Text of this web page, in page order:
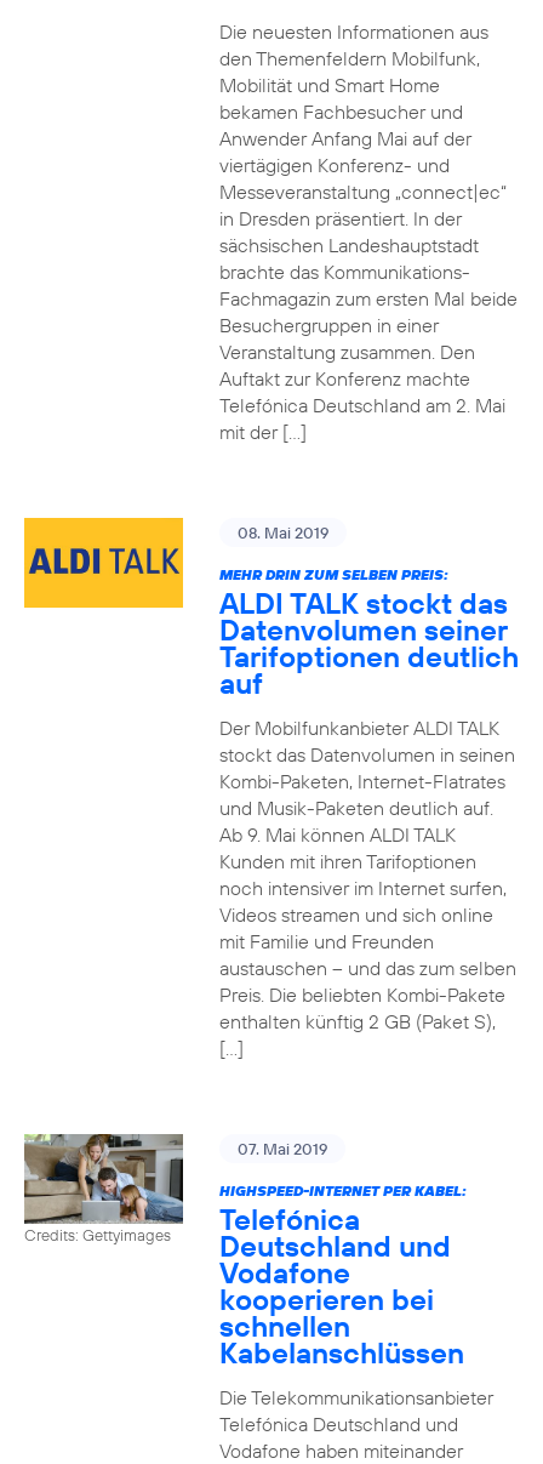
Die neuesten Informationen aus
den Themenfeldern Mobilfunk,
Mobilität und Smart Home
bekamen Fachbesucher und
Anwender Anfang Mai auf der
viertägigen Konferenz- und
Messeveranstaltung „connect|ec“
in Dresden präsentiert. In der
sächsischen Landeshauptstadt
brachte das Kommunikations-
Fachmagazin zum ersten Mal beide
Besuchergruppen in einer
Veranstaltung zusammen. Den
Auftakt zur Konferenz machte
Telefónica Deutschland am 2. Mai
mit der […]
08. Mai 2019
MEHR DRIN ZUM SELBEN PREIS:
ALDI TALK stockt das
Datenvolumen seiner
Tarifoptionen deutlich
auf
Der Mobilfunkanbieter ALDI TALK
stockt das Datenvolumen in seinen
Kombi-Paketen, Internet-Flatrates
und Musik-Paketen deutlich auf.
Ab 9. Mai können ALDI TALK
Kunden mit ihren Tarifoptionen
noch intensiver im Internet surfen,
Videos streamen und sich online
mit Familie und Freunden
austauschen – und das zum selben
Preis. Die beliebten Kombi-Pakete
enthalten künftig 2 GB (Paket S),
[…]
Credits: Gettyimages
07. Mai 2019
HIGHSPEED-INTERNET PER KABEL:
Telefónica
Deutschland und
Vodafone
kooperieren bei
schnellen
Kabelanschlüssen
Die Telekommunikationsanbieter
Telefónica Deutschland und
Vodafone haben miteinander